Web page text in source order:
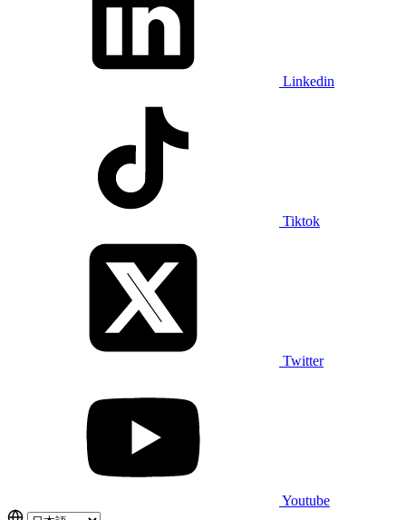
Linkedin
Tiktok
Twitter
Youtube